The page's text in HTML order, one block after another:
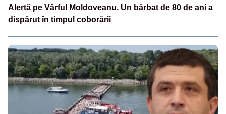
Alertă pe Vârful Moldoveanu. Un bărbat de 80 de ani a
dispărut în timpul coborârii